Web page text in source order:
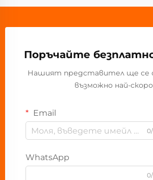
Поръчайте
Нашият представител ще се
възможно най-
Email
WhatsApp